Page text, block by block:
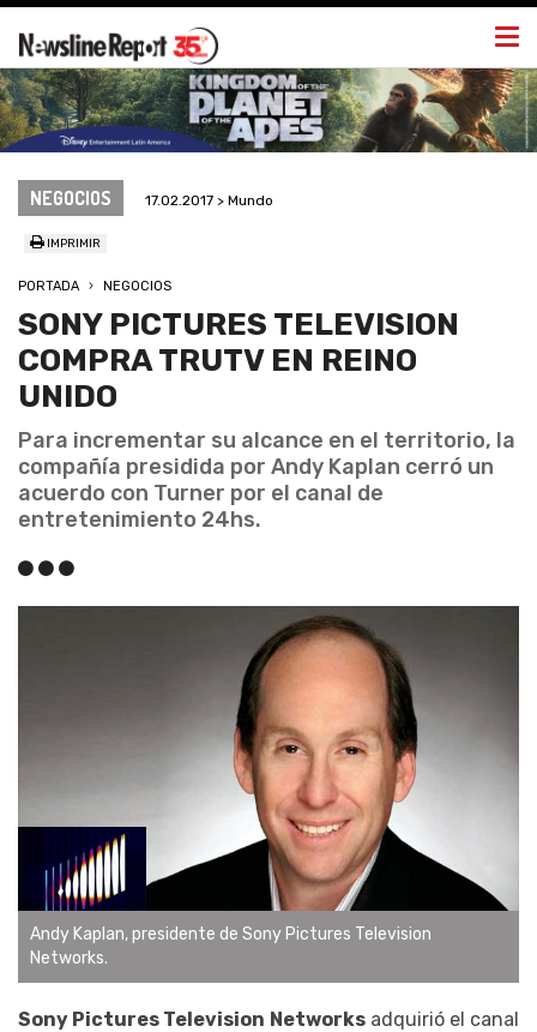
NEGOCIOS 17.02.2017 > Mundo
IMPRIMIR
PORTADA NEGOCIOS
SONY PICTURES TELEVISION
COMPRA TRUTV EN REINO
UNIDO
Para incrementar su alcance en el territorio, la
compañía presidida por Andy Kaplan cerró un
acuerdo con Turner por el canal de
entretenimiento 24hs.
Andy Kaplan, presidente de Sony Pictures Television
Networks.
Sony Pictures Television Networksadquirió el canal